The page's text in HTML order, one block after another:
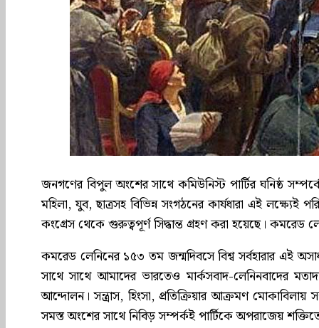
জনগণের বিপুল অংশের সাথে কমিউনিস্ট পার্টির ঘনিষ্ঠ
মহিলা, যুব, ছাত্রসহ বিভিন্ন সংগঠনের কার্যধারা এই লক্ষ্যেই
কংগ্রেস থেকে গুরুত্বপূর্ণ সিদ্ধান্ত গ্রহণ করা হয়েছে। কমরেড
কমরেড লেনিনের ১৫৩ তম জন্মদিবসে বিশ্ব সর্বহারার এই
সাথে সাথে আমাদের ভারতেও মার্কসবাদ-লেনিনবাদের
আন্দোলন। সন্ত্রাস, হিংসা, প্রতিক্রিয়ার আক্রমণ
সমস্ত অংশের সাথে নিবিড় সম্পর্কই পার্টিকে অপরাজেয়